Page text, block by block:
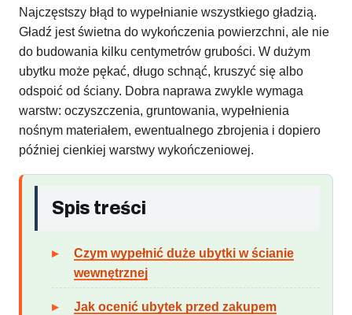
Najczęstszy błąd to wypełnianie wszystkiego gładzią.
Gładź jest świetna do wykończenia powierzchni, ale nie
do budowania kilku centymetrów grubości. W dużym
ubytku może pękać, długo schnąć, kruszyć się albo
odspoić od ściany. Dobra naprawa zwykle wymaga
warstw: oczyszczenia, gruntowania, wypełnienia
nośnym materiałem, ewentualnego zbrojenia i dopiero
później cienkiej warstwy wykończeniowej.
Spis treści
Czym wypełnić duże ubytki w ścianie
wewnętrznej
Jak ocenić ubytek przed zakupem